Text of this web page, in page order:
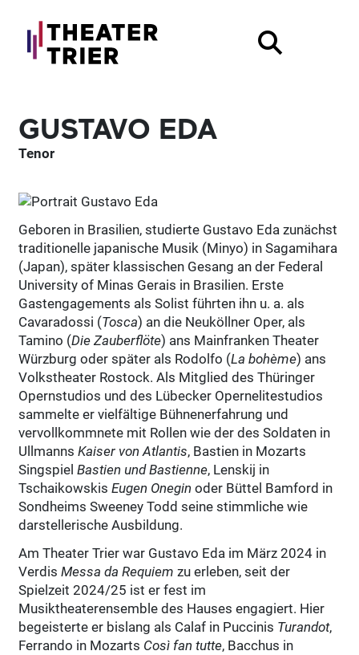
GUSTAVO EDA
Tenor
Geboren in Brasilien, studierte Gustavo Eda zunächst
traditionelle japanische Musik (Minyo) in Sagamihara
(Japan), später klassischen Gesang an der Federal
University of Minas Gerais in Brasilien. Erste
Gastengagements als Solist führten ihn u. a. als
Cavaradossi (Tosca) an die Neuköllner Oper, als
Tamino (Die Zauberflöte) ans Mainfranken Theater
Würzburg oder später als Rodolfo (La bohème) ans
Volkstheater Rostock. Als Mitglied des Thüringer
Opernstudios und des Lübecker Opernelitestudios
sammelte er vielfältige Bühnenerfahrung und
vervollkommnete mit Rollen wie der des Soldaten in
UllmannsKaiser von Atlantis, Bastien in Mozarts
SingspielBastien und Bastienne, Lenskij in
TschaikowskisEugen Onegin oder Büttel Bamford in
Sondheims Sweeney Todd seine stimmliche wie
darstellerische Ausbildung.
Am Theater Trier war Gustavo Eda im März 2024 in
VerdisMessa da Requiemzu erleben, seit der
Spielzeit 2024/25 ist er fest im
Musiktheaterensemble des Hauses engagiert. Hier
begeisterte er bislang als Calaf in Puccinis Turandot,
Ferrando in Mozarts Così fan tutte, Bacchus in